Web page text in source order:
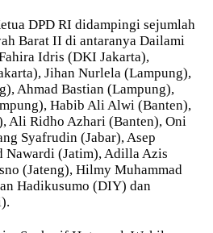
DPD RI didampingi sejumlah
Barat II di antaranya Dailami
Idris (DKI Jakarta),
Jihan Nurlela (Lampung),
Ahmad Bastian (Lampung),
Habib Ali Alwi (Banten),
Ali Ridho Azhari (Banten), Oni
Syafrudin (Jabar), Asep
Nawardi (Jatim), Adilla Azis
(Jateng), Hilmy Muhammad
Hadikusumo (DIY) dan